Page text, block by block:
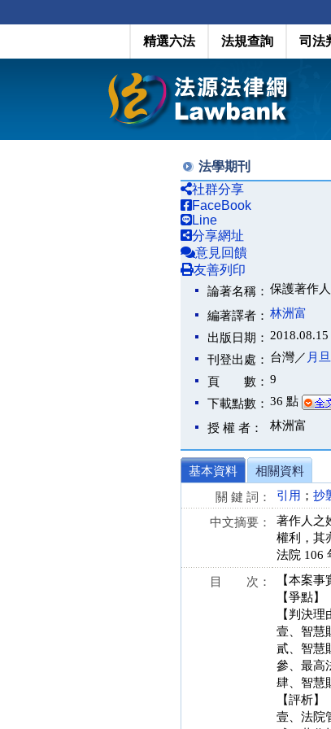
精選六法 法規查詢 司法
法學期刊
社群分享
FaceBook
Line
分享網址
意見回饋
友善列印
論著名稱： 保護著作
編著譯者： 林洲富
出版日期： 2018.08.15
刊登出處： 台灣／ 月
頁 數： 9
下載點數： 36 點
授 權 者：
林洲富
基本資料
相關資料
關 鍵 詞：
引用 ； 抄
中文摘要：
著作人之
權利，其
法院 106
目 次：
【本案事
【爭點】
【判決理
壹、智慧
貳、智慧
參、最高
肆、智慧
【評析】
壹、法院